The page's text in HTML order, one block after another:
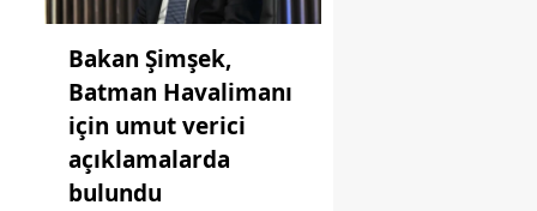
Bakan Şimşek,
Batman Havalimanı
için umut verici
açıklamalarda
bulundu